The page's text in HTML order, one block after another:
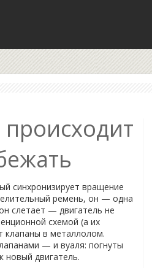
синхронизирует вращение
ремень, он — одна
слетает — двигатель не
схемой (а их
в металлолом.
— и вуаля: погнуты
новый двигатель.